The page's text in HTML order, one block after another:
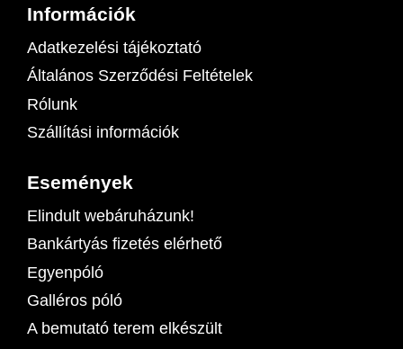
Információk
Adatkezelési tájékoztató
Általános Szerződési Feltételek
Rólunk
Szállítási információk
Események
Elindult webáruházunk!
Bankártyás fizetés elérhető
Egyenpóló
Galléros póló
A bemutató terem elkészült